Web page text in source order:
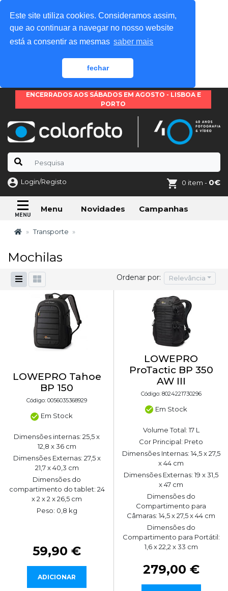
Este site utiliza cookies. Consideramos assim,
que ao continuar a navegar no nosso website
está a consentir as mesmas saber mais
fechar
ENCERRADOS AOS SÁBADOS EM AGOSTO - LISBOA E
PORTO
Login/Registo 0 item - 0€
Menu Novidades Campanhas
Transporte
Mochilas
Ordenar por: Relevância
LOWEPRO Tahoe
BP 150
Código: 0056035368929
Em Stock
Dimensões internas: 25,5 x
12,8 x 36 cm
Dimensões Externas: 27,5 x
21,7 x 40,3 cm
Dimensões do
compartimento do tablet: 24
x 2 x 2 x 26,5 cm
Peso: 0,8 kg
59,90 €
ADICIONAR
LOWEPRO
ProTactic BP 350
AW III
Código: 8024221730296
Em Stock
Volume Total: 17 L
Cor Principal: Preto
Dimensões Internas: 14,5 x 27,5
x 44 cm
Dimensões Externas: 19 x 31,5
x 47 cm
Dimensões do
Compartimento para
Câmaras: 14,5 x 27,5 x 44 cm
Dimensões do
Compartimento para Portátil:
1,6 x 22,2 x 33 cm
279,00 €